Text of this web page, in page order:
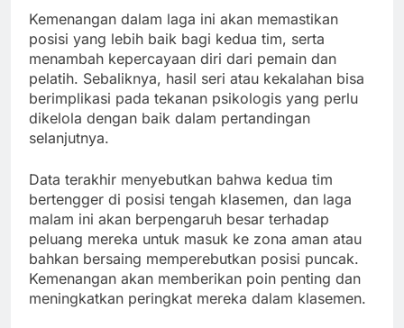
Kemenangan dalam laga ini akan memastikan
posisi yang lebih baik bagi kedua tim, serta
menambah kepercayaan diri dari pemain dan
pelatih. Sebaliknya, hasil seri atau kekalahan bisa
berimplikasi pada tekanan psikologis yang perlu
dikelola dengan baik dalam pertandingan
selanjutnya.
Data terakhir menyebutkan bahwa kedua tim
bertengger di posisi tengah klasemen, dan laga
malam ini akan berpengaruh besar terhadap
peluang mereka untuk masuk ke zona aman atau
bahkan bersaing memperebutkan posisi puncak.
Kemenangan akan memberikan poin penting dan
meningkatkan peringkat mereka dalam klasemen.